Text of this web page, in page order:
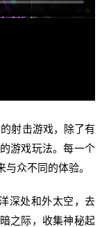
射击游戏，除了有
游戏玩法。每一个
众不同的体验。
深处和外太空，去
之际，收集神秘起